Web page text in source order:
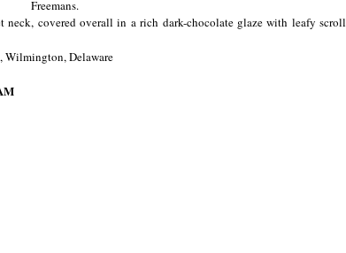
Freemans.
neck, covered overall in a rich dark-chocolate glaze with leafy scroll
Wilmington, Delaware